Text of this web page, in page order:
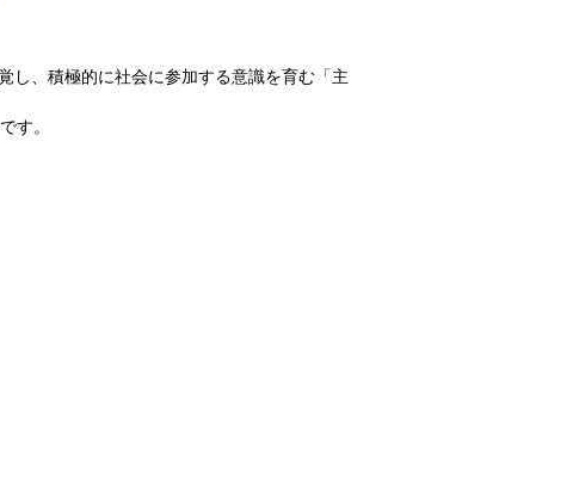
し、積極的に社会に参加する意識を育む「主
す。